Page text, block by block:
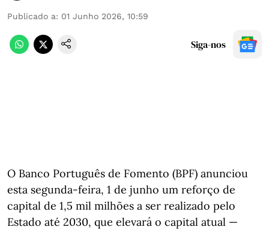
Publicado a: 01 Junho 2026, 10:59
Siga-nos
O Banco Português de Fomento (BPF) anunciou
esta segunda-feira, 1 de junho um reforço de
capital de 1,5 mil milhões a ser realizado pelo
Estado até 2030, que elevará o capital atual —